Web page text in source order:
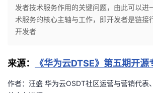
人
主
页
我
的
开
发
发者技术服务作用的关键问题，由此可以进
术服务的核心主轴与工作，即开发者是链接
开发者
来源： 《华为云DTSE》第五期开源
作者：汪盛 华为云OSDT社区运营与营销代表